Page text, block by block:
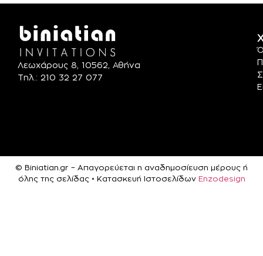
Λεωχάρους 8, 10562, Αθήνα
Τηλ.: 210 32 27 077
© Biniatian.gr – Απαγορεύεται η αναδημοσίευση μέρους ή
όλης της σελίδας • Κατασκευή Ιστοσελίδων Enzodesign